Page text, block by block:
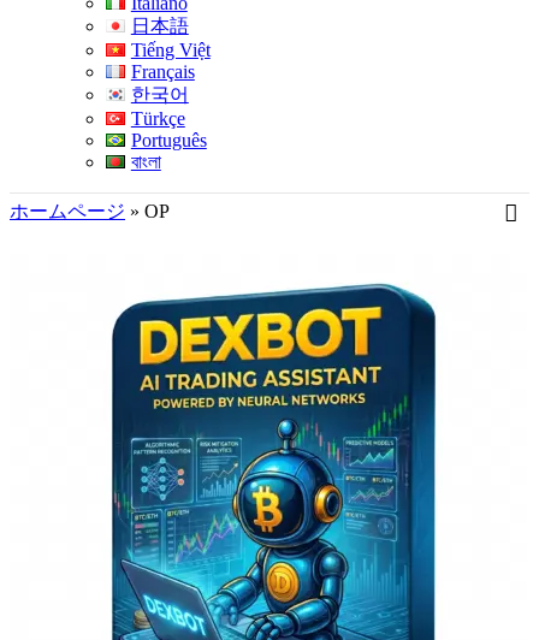
日本語
Tiếng Việt
Français
한국어
Türkçe
Português
বাংলা
ホームページ » OP